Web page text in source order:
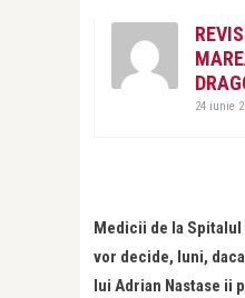
24 iunie
Medicii de la
vor decide, luni,
lui Adrian Nastase ii